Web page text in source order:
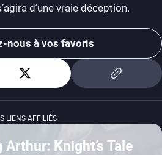
d’une vraie déception.
nous à vos favoris
LIENS AFFILIÉS
Arthur: Knight’s Tale